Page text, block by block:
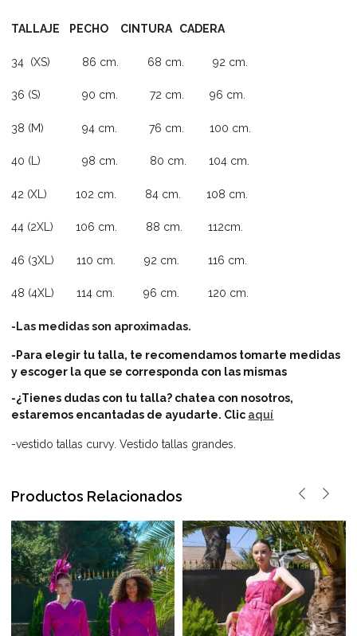
TALLAJE PECHO CINTURA CADERA
34 (XS) 86 cm. 68 cm. 92 cm.
36 (S) 90 cm. 72 cm. 96 cm.
38 (M) 94 cm. 76 cm. 100 cm.
40 (L) 98 cm. 80 cm. 104 cm.
42 (XL) 102 cm. 84 cm. 108 cm.
44 (2XL) 106 cm. 88 cm. 112cm.
46 (3XL) 110 cm. 92 cm. 116 cm.
48 (4XL) 114 cm. 96 cm. 120 cm.
-Las medidas son aproximadas.
-Para elegir tu talla, te recomendamos tomarte medidas
y escoger la que se corresponda con las mismas
-¿Tienes dudas con tu talla? chatea con nosotros,
estaremos encantadas de ayudarte. Clic aquí
-vestido tallas curvy. Vestido tallas grandes.
Productos Relacionados